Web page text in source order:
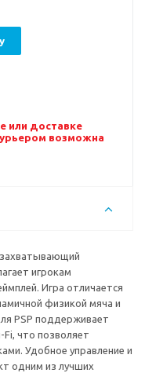
или доставке
возможна
захватывающий
игрокам
Игра отличается
физикой мяча и
PSP поддерживает
Fi, что позволяет
Удобное управление и
одним из лучших